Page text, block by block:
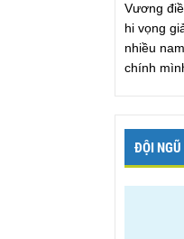
Vương
hi vọng
nhiều
chính
ĐỘI NGŨ